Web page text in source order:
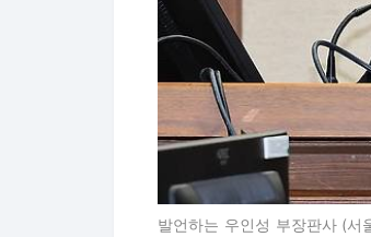
발언하는 우인성 부장판사 (